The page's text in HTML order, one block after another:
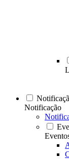
Notificação